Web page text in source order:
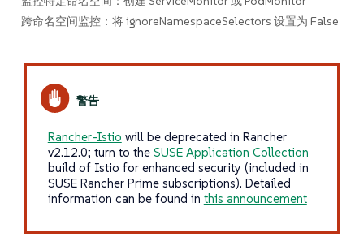
跨命名空间监控：将 ignoreNamespaceSelectors 设置为 False
Rancher-Istio will be deprecated in Rancher
v2.12.0; turn to the SUSE Application Collection
build of Istio for enhanced security (included in
SUSE Rancher Prime subscriptions). Detailed
information can be found in this announcement